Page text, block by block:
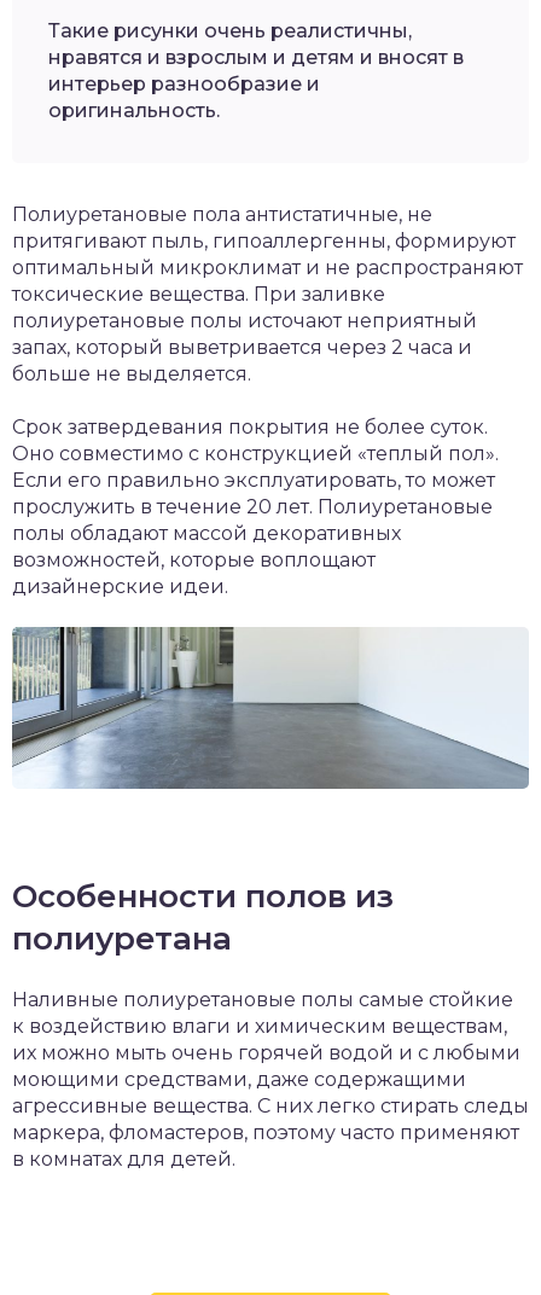
Такие рисунки очень реалистичны,
нравятся и взрослым и детям и вносят в
интерьер разнообразие и
оригинальность.
Полиуретановые пола антистатичные, не
притягивают пыль, гипоаллергенны, формируют
оптимальный микроклимат и не распространяют
токсические вещества. При заливке
полиуретановые полы источают неприятный
запах, который выветривается через 2 часа и
больше не выделяется.
Срок затвердевания покрытия не более суток.
Оно совместимо с конструкцией «теплый пол».
Если его правильно эксплуатировать, то может
прослужить в течение 20 лет. Полиуретановые
полы обладают массой декоративных
возможностей, которые воплощают
дизайнерские идеи.
Особенности полов из
полиуретана
Наливные полиуретановые полы самые стойкие
к воздействию влаги и химическим веществам,
их можно мыть очень горячей водой и с любыми
моющими средствами, даже содержащими
агрессивные вещества. С них легко стирать следы
маркера, фломастеров, поэтому часто применяют
в комнатах для детей.